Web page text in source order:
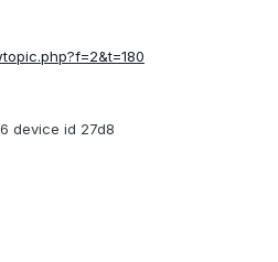
device id 27d8